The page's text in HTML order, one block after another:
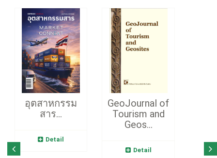
อุตสาหกรรม
สาร...
Detail
GeoJournal of
Tourism and
Geos...
Detail